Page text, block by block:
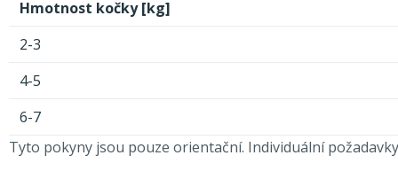
Hmotnost kočky [kg]
2-3
4-5
6-7
Tyto pokyny jsou pouze orientační. Individuální